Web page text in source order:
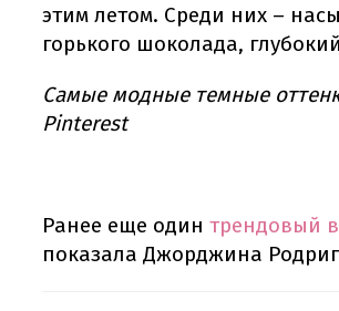
этим летом. Среди них –
горького шоколада,
Самые модные темные
Pinterest
Ранее еще один трендовый
показала Джорджина